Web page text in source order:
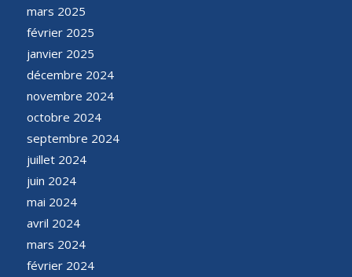
mars 2025
février 2025
janvier 2025
décembre 2024
novembre 2024
octobre 2024
septembre 2024
juillet 2024
juin 2024
mai 2024
avril 2024
mars 2024
février 2024